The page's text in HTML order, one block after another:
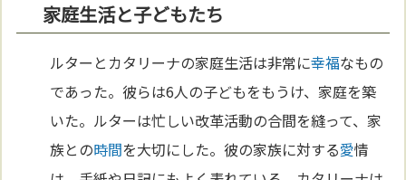
家庭生活と子どもたち
ルターとカタリーナの家庭生活は非常に幸福なもの
であった。彼らは6人の子どもをもうけ、家庭を築
いた。ルターは忙しい改革活動の合間を縫って、家
族との時間を大切にした。彼の家族に対する愛情